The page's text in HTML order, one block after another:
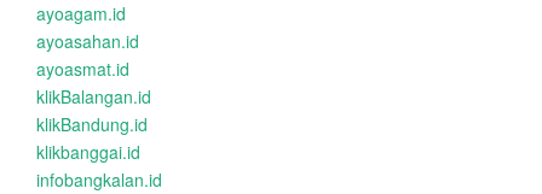
ayoagam.id
ayoasahan.id
ayoasmat.id
klikBalangan.id
klikBandung.id
klikbanggai.id
infobangkalan.id